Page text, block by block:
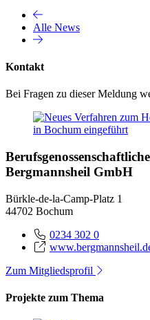
Alle News
Kontakt
Bei Fragen zu dieser Meldung
Bergmannsheil GmbH
Bürkle-de-la-Camp-Platz 1
44702 Bochum
0234 302 0
Zum Mitgliedsprofil
Projekte zum Thema